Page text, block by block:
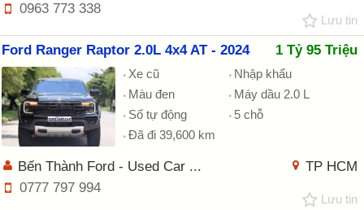
0963 773 338
Lưu tin
Ford Ranger Raptor 2.0L 4x4 AT - 2024 1 Tỷ 95 Triệu
Xe cũ
Nhập khẩu
Màu đen
Máy dầu 2.0 L
Số tự động
5 chỗ
Đã đi 39,600 km
TP HCM
Bến Thành Ford - Used Car ...
0777 797 994
Lưu tin